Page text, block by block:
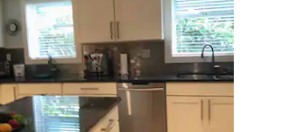
4,95 de 5. 518 evaluaciones